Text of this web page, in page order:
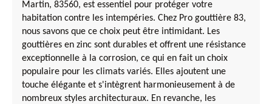
Martin, 83560, est essentiel pour protéger votre
habitation contre les intempéries. Chez Pro gouttière 83,
nous savons que ce choix peut être intimidant. Les
gouttières en zinc sont durables et offrent une résistance
exceptionnelle à la corrosion, ce qui en fait un choix
populaire pour les climats variés. Elles ajoutent une
touche élégante et s'intègrent harmonieusement à de
nombreux styles architecturaux. En revanche, les